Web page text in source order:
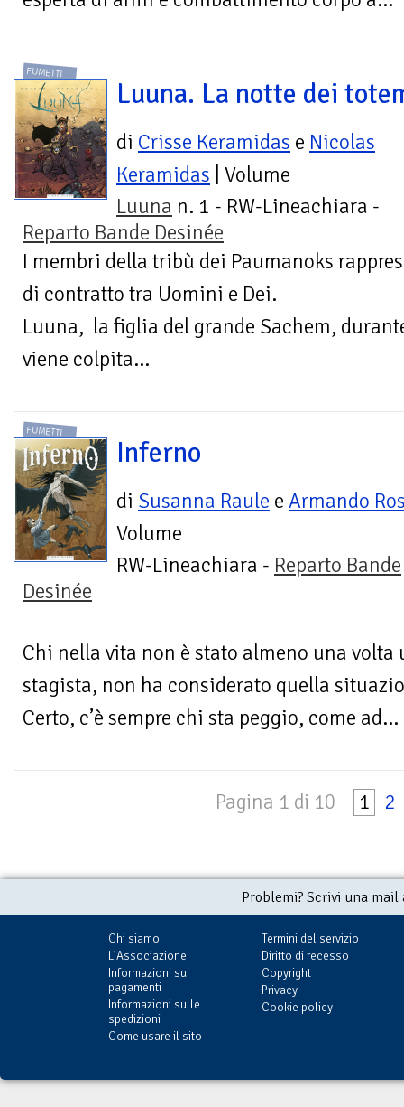
FUMETTI
Luuna. La notte dei
di Crisse Keramidas e Nicolas
Keramidas | Volume
Luuna n. 1 - RW-Lineachiara -
Reparto Bande Desinée
I membri della tribù dei Paumanoks
di contratto tra Uomini e Dei.
Luuna, la figlia del grande Sachem,
viene colpita...
FUMETTI
Inferno
di Susanna Raule e Armando
Volume
RW-Lineachiara - Reparto Bande
Desinée
Chi nella vita non è stato almeno una volta
stagista, non ha considerato quella
Certo, c’è sempre chi sta peggio, come ad...
Pagina 1 di 10 1 2
Problemi? Scrivi una
Chi siamo
L'Associazione
Informazioni sui
pagamenti
Informazioni sulle
spedizioni
Come usare il sito
Termini del servizio
Diritto di recesso
Copyright
Privacy
Cookie policy